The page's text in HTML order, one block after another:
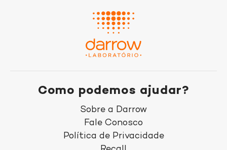
Como podemos ajudar?
Sobre a Darrow
Fale Conosco
Política de Privacidade